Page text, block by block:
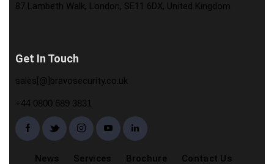
87 Lambeth Walk, London, SE11 6DX, United Kingdom
Get In Touch
sales[@]bravosecurity.co.uk
+44 0800 689 3831
News Services Brochure Contact Us